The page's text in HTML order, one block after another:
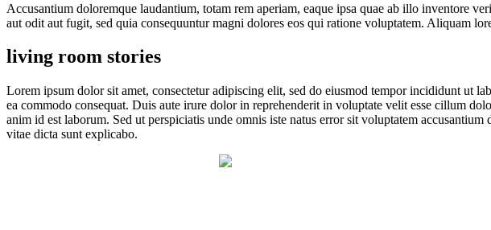
Accusantium doloremque laudantium, totam rem aperiam, eaque ipsa quae ab illo inventore
aut odit aut fugit, sed quia consequuntur magni dolores eos qui ratione voluptatem. Aliquam
living room stories
Lorem ipsum dolor sit amet, consectetur adipiscing elit, sed do eiusmod tempor incididunt ut
ea commodo consequat. Duis aute irure dolor in reprehenderit in voluptate velit esse cillum
anim id est laborum. Sed ut perspiciatis unde omnis iste natus error sit voluptatem
vitae dicta sunt explicabo.